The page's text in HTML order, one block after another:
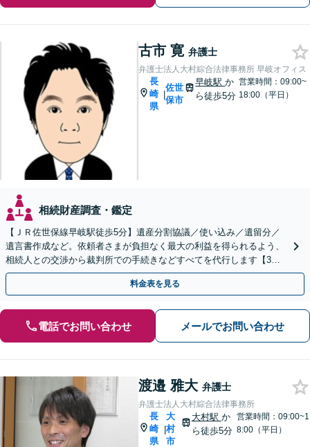
古市 寛 弁護士
弁護士法人大村綜合法律事務所 早岐オフィス
長
崎
県
|
佐世
保市
早岐駅か
ら徒歩5分
営業時間：09:00~
18:00（平日）
相続財産調査・鑑定
【ＪＲ佐世保線早岐駅徒歩5分】遺産分割協議／使い込み／遺留分／
遺言書作成など。依頼者さまが負担なく最大の利益を得られるよう、
相続人との交渉から裁判所での手続きなどすべてを代行します【3拠
点に計6人弁護士在籍】
料金表を見る
電話でお問い合わせ メールでお問い合わせ
渡邉 雅大 弁護士
弁護士法人大村綜合法律事務所
長
崎
県
|
大
村
市
大村駅 か
ら徒歩5分
営業時間：09:00~1
8:00（平日）